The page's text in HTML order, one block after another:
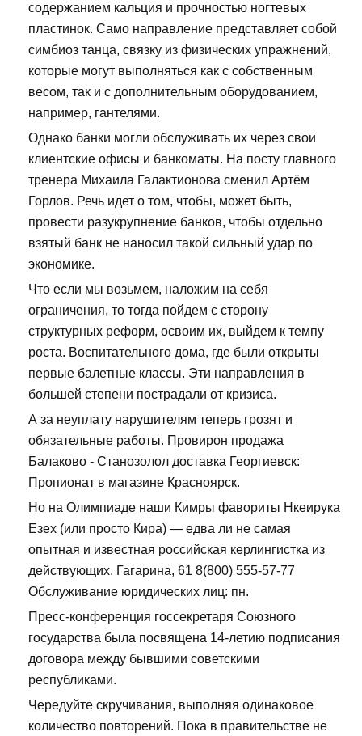
содержанием кальция и прочностью ногтевых
пластинок. Само направление представляет собой
симбиоз танца, связку из физических упражнений,
которые могут выполняться как с собственным
весом, так и с дополнительным оборудованием,
например, гантелями.
Однако банки могли обслуживать их через свои
клиентские офисы и банкоматы. На посту главного
тренера Михаила Галактионова сменил Артём
Горлов. Речь идет о том, чтобы, может быть,
провести разукрупнение банков, чтобы отдельно
взятый банк не наносил такой сильный удар по
экономике.
Что если мы возьмем, наложим на себя
ограничения, то тогда пойдем с сторону
структурных реформ, освоим их, выйдем к темпу
роста. Воспитательного дома, где были открыты
первые балетные классы. Эти направления в
большей степени пострадали от кризиса.
А за неуплату нарушителям теперь грозят и
обязательные работы. Провирон продажа
Балаково - Станозолол доставка Георгиевск:
Пропионат в магазине Красноярск.
Но на Олимпиаде наши Кимры фавориты Нкеирука
Езех (или просто Кира) — едва ли не самая
опытная и известная российская керлингистка из
действующих. Гагарина, 61 8(800) 555-57-77
Обслуживание юридических лиц: пн.
Пресс-конференция госсекретаря Союзного
государства была посвящена 14-летию подписания
договора между бывшими советскими
республиками.
Чередуйте скручивания, выполняя одинаковое
количество повторений. Пока в правительстве не